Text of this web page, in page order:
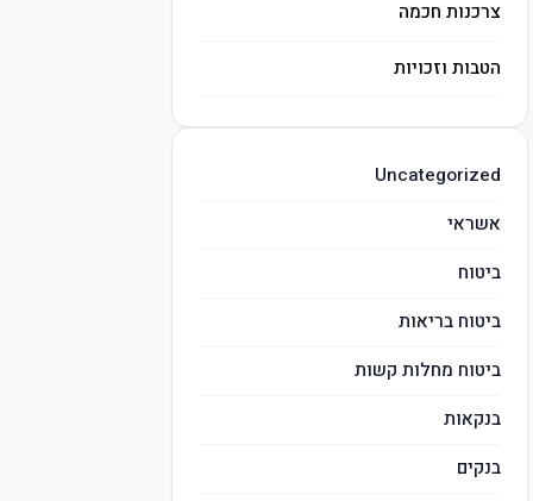
צרכנות חכמה
הטבות וזכויות
השקעות חכמות
מיסים
Uncategorized
אשראי
ביטוח
ביטוח בריאות
ביטוח מחלות קשות
בנקאות
בנקים